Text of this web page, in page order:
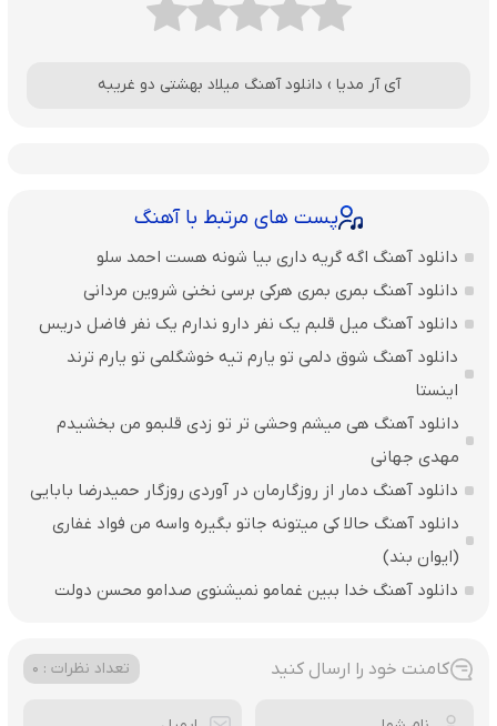
آی آر مدیا › دانلود آهنگ میلاد بهشتی دو غریبه
پست های مرتبط با آهنگ
دانلود آهنگ اگه گریه داری بیا شونه هست احمد سلو
دانلود آهنگ بمری بمری هرکی برسی نخنی شروین مردانی
دانلود آهنگ میل قلبم یک نفر دارو ندارم یک نفر فاضل دریس
دانلود آهنگ شوق دلمی تو یارم تیه خوشگلمی تو یارم ترند
اینستا
دانلود آهنگ هی میشم وحشی تر تو زدی قلبمو من بخشیدم
مهدی جهانی
دانلود آهنگ دمار از روزگارمان در آوردی روزگار حمیدرضا بابایی
دانلود آهنگ حالا کی میتونه جاتو بگیره واسه من فواد غفاری
(ایوان بند)
دانلود آهنگ خدا ببین غمامو نمیشنوی صدامو محسن دولت
کامنت خود را ارسال کنید تعداد نظرات : 0